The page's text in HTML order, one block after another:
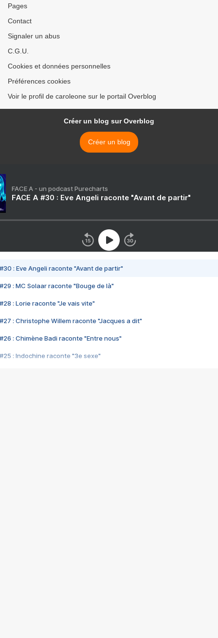
Pages
Contact
Signaler un abus
C.G.U.
Cookies et données personnelles
Préférences cookies
Voir le profil de caroleone sur le portail Overblog
Créer un blog sur Overblog
Créer un blog
FACE A - un podcast Purecharts
FACE A #30 : Eve Angeli raconte "Avant de partir"
#30 : Eve Angeli raconte "Avant de partir"
#29 : MC Solaar raconte "Bouge de là"
#28 : Lorie raconte "Je vais vite"
#27 : Christophe Willem raconte "Jacques a dit"
#26 : Chimène Badi raconte "Entre nous"
#25 : Indochine raconte "3e sexe"